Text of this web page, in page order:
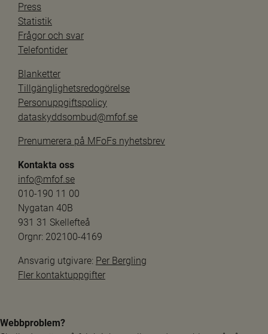
Press
Statistik
Frågor och svar
Telefontider
Blanketter
Tillgänglighetsredogörelse
Personuppgiftspolicy
dataskyddsombud@mfof.se
Prenumerera på MFoFs nyhetsbrev
Kontakta oss
info@mfof.se
010-190 11 00
Nygatan 40B
931 31 Skellefteå
Orgnr: 202100-4169
Ansvarig utgivare: Per Bergling
Fler kontaktuppgifter
Webbproblem?